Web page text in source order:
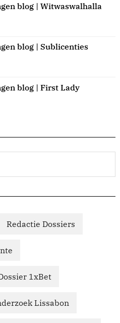
blog | Witwaswalhalla
blog | Sublicenties
blog | First Lady
Redactie Dossiers
1xBet
Lissabon